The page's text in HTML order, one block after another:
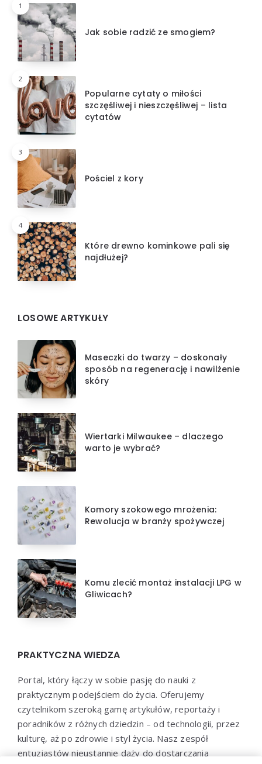
1
Jak sobie radzić ze smogiem?
2
Popularne cytaty o miłości
szczęśliwej i nieszczęśliwej – lista
cytatów
3
Pościel z kory
4
Które drewno kominkowe pali się
najdłużej?
LOSOWE ARTYKUŁY
Maseczki do twarzy – doskonały
sposób na regenerację i nawilżenie
skóry
Wiertarki Milwaukee – dlaczego
warto je wybrać?
Komory szokowego mrożenia:
Rewolucja w branży spożywczej
Komu zlecić montaż instalacji LPG w
Gliwicach?
PRAKTYCZNA WIEDZA
Portal, który łączy w sobie pasję do nauki z
praktycznym podejściem do życia. Oferujemy
czytelnikom szeroką gamę artykułów, reportaży i
poradników z różnych dziedzin – od technologii, przez
kulturę, aż po zdrowie i styl życia. Nasz zespół
entuzjastów nieustannie dąży do dostarczania